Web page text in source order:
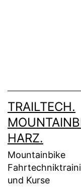
TRAILTECH.
HARZ.
Mountainbike
und Kurse